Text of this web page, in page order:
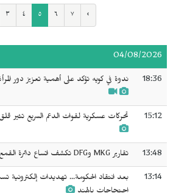
٣ ٤ ٥ ٦ ٧ ›
04/08/2026
18:36 ندوة في كويه تؤكد على أهمية تعزيز دور
15:12 تحركات عسكرية لقوات الدعم السريع تثير
13:48 تقارير MKG وDFG تكشف اتساع دائرة القمع الإعلامي في تركيا
13:14
بعد انتقاد الحكومة... تهديدات إلكترونية